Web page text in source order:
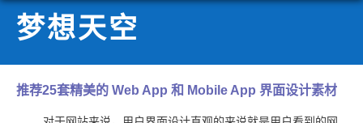
梦想天空
推荐25套精美的 Web App 和 Mobile App 界面设计素材